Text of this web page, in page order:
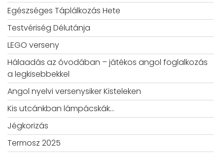
Egészséges Táplálkozás Hete
Testvériség Délutánja
LEGO verseny
Hálaadás az óvodában – játékos angol foglalkozás
a legkisebbekkel
Angol nyelvi versenysiker Kisteleken
Kis utcánkban lámpácskák…
Jégkorizás
Termosz 2025